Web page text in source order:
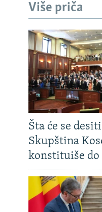
TRI DECENIJE OD RATA U BIH
SVE KARTE DEJTONA
NASTANAK I RASPAD
Više priča
Šta će se
Skupština
konstituiše do